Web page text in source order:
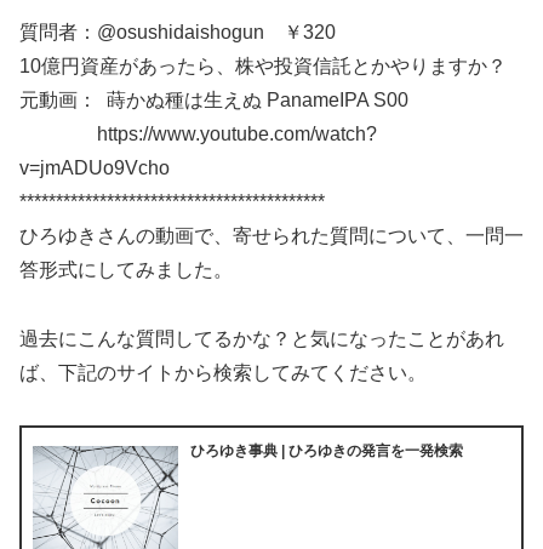
質問者：@osushidaishogun ￥320
10億円資産があったら、株や投資信託とかやりますか？
元動画： 蒔かぬ種は生えぬ PanameIPA S00
https://www.youtube.com/watch?
v=jmADUo9Vcho
******************************************
ひろゆきさんの動画で、寄せられた質問について、一問一
答形式にしてみました。
過去にこんな質問してるかな？と気になったことがあれ
ば、下記のサイトから検索してみてください。
ひろゆき事典 | ひろゆきの発言を一発検索